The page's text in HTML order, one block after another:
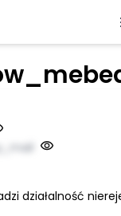
działalność